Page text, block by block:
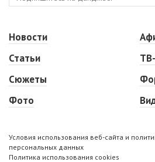
Новости
Статьи
Сюжеты
Фото
Условия использования веб-сайта и
персональных данных
Политика использования cookies